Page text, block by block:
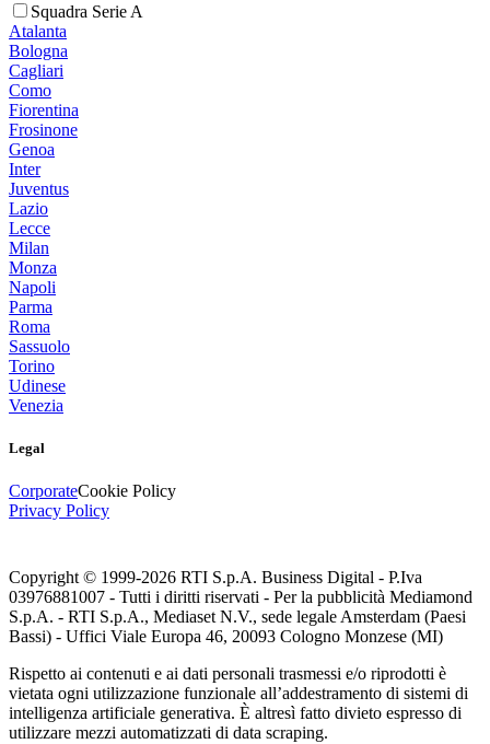
Squadra Serie A
Atalanta
Bologna
Cagliari
Como
Fiorentina
Frosinone
Genoa
Inter
Juventus
Lazio
Lecce
Milan
Monza
Napoli
Parma
Roma
Sassuolo
Torino
Udinese
Venezia
Legal
CorporateCookie Policy
Privacy Policy
Copyright © 1999-2026 RTI S.p.A. Business Digital - P.Iva
03976881007 - Tutti i diritti riservati - Per la pubblicità Mediamond
S.p.A. - RTI S.p.A., Mediaset N.V., sede legale Amsterdam (Paesi
Bassi) - Uffici Viale Europa 46, 20093 Cologno Monzese (MI)
Rispetto ai contenuti e ai dati personali trasmessi e/o riprodotti è
vietata ogni utilizzazione funzionale all’addestramento di sistemi di
intelligenza artificiale generativa. È altresì fatto divieto espresso di
utilizzare mezzi automatizzati di data scraping.